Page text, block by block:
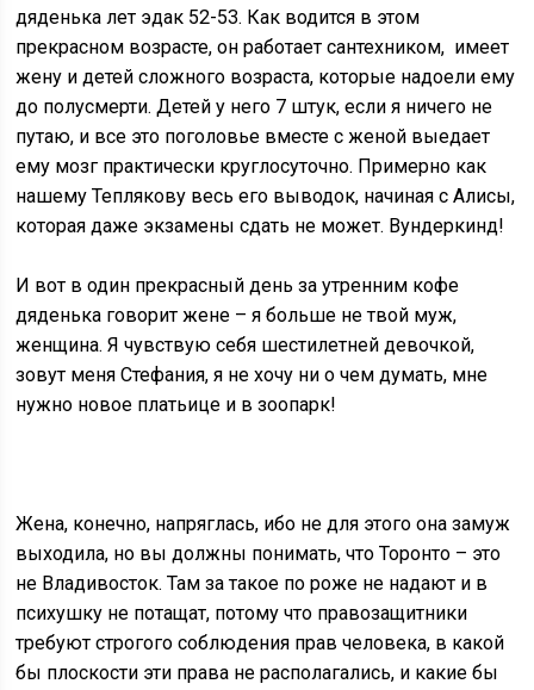
дяденька лет эдак 52-53. Как водится в этом
прекрасном возрасте, он работает сантехником, имеет
жену и детей сложного возраста, которые надоели ему
до полусмерти. Детей у него 7 штук, если я ничего не
путаю, и все это поголовье вместе с женой выедает
ему мозг практически круглосуточно. Примерно как
нашему Теплякову весь его выводок, начиная с Алисы,
которая даже экзамены сдать не может. Вундеркинд!
И вот в один прекрасный день за утренним кофе
дяденька говорит жене – я больше не твой муж,
женщина. Я чувствую себя шестилетней девочкой,
зовут меня Стефания, я не хочу ни о чем думать, мне
нужно новое платьице и в зоопарк!
Жена, конечно, напряглась, ибо не для этого она замуж
выходила, но вы должны понимать, что Торонто – это
не Владивосток. Там за такое по роже не надают и в
психушку не потащат, потому что правозащитники
требуют строгого соблюдения прав человека, в какой
бы плоскости эти права не располагались, и какие бы